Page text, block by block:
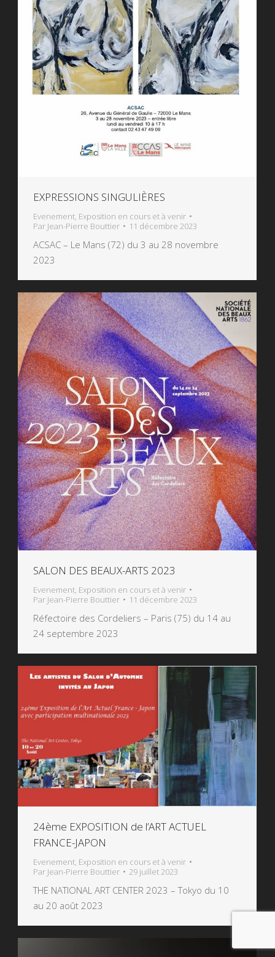
EXPRESSIONS SINGULIÈRES
Evenement, Exposition en cours et à venir
Par Jean-Pierre Bouttier 11 décembre 2023
ACSAC – Le Mans (72) du 3 au 28 novembre
2023
SALON DES BEAUX-ARTS 2023
Evenement, Exposition en cours et à venir
Par Jean-Pierre Bouttier 11 décembre 2023
Réfectoire des Cordeliers – Paris (75) du 14 au
24 septembre 2023
24ème EXPOSITION de l’ART ACTUEL
FRANCE-JAPON
Evenement, Exposition en cours et à venir
Par Jean-Pierre Bouttier 29 juillet 2023
THE NATIONAL ART CENTER 2023 – Tokyo du 10
au 20 août 2023